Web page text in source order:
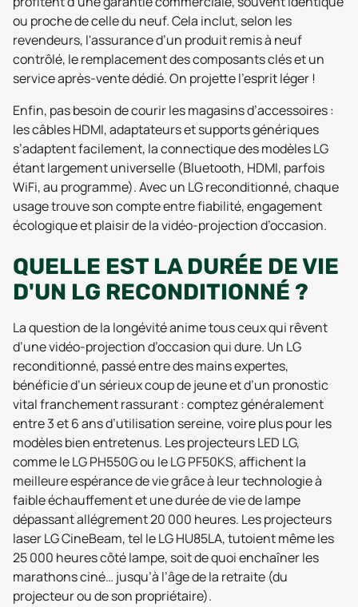
ou proche de celle du neuf. Cela inclut, selon les
revendeurs, l'assurance d’un produit remis à neuf
contrôlé, le remplacement des composants clés et un
service après-vente dédié. On projette l’esprit léger !
Enfin, pas besoin de courir les magasins d’accessoires :
les câbles HDMI, adaptateurs et supports génériques
s’adaptent facilement, la connectique des modèles LG
étant largement universelle (Bluetooth, HDMI, parfois
WiFi, au programme). Avec un LG reconditionné, chaque
usage trouve son compte entre fiabilité, engagement
écologique et plaisir de la vidéo-projection d’occasion.
QUELLE EST LA DURÉE DE VIE
D'UN LG RECONDITIONNÉ ?
La question de la longévité anime tous ceux qui rêvent
d’une vidéo-projection d’occasion qui dure. Un LG
reconditionné, passé entre des mains expertes,
bénéficie d’un sérieux coup de jeune et d’un pronostic
vital franchement rassurant : comptez généralement
entre 3 et 6 ans d’utilisation sereine, voire plus pour les
modèles bien entretenus. Les projecteurs LED LG,
comme le LG PH550G ou le LG PF50KS, affichent la
meilleure espérance de vie grâce à leur technologie à
faible échauffement et une durée de vie de lampe
dépassant allégrement 20 000 heures. Les projecteurs
laser LG CineBeam, tel le LG HU85LA, tutoient même les
25 000 heures côté lampe, soit de quoi enchaîner les
marathons ciné… jusqu’à l’âge de la retraite (du
projecteur ou de son propriétaire).